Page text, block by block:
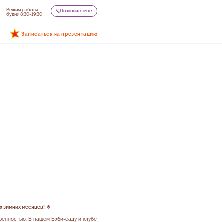
Режим работы:
будни 8:30-19:30
Позвоните мне
Записаться на презентацию
зимних месяцев!🌟
В нашем Бэби-саду и клубе